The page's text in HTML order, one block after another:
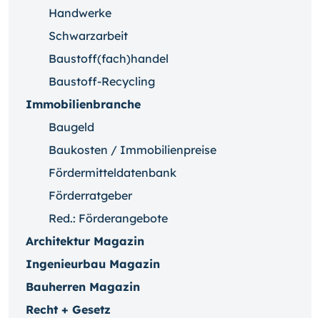
Handwerke
Schwarzarbeit
Baustoff(fach)handel
Baustoff-Recycling
Immobilienbranche
Baugeld
Baukosten / Immobilienpreise
Fördermitteldatenbank
Förderratgeber
Red.: Förderangebote
Architektur Magazin
Ingenieurbau Magazin
Bauherren Magazin
Recht + Gesetz